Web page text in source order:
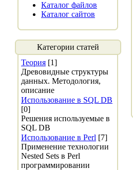
Каталог файлов
Каталог сайтов
Категории статей
Теория [1]
Древовидные структуры
данных. Методология,
описание
Использование в SQL DB
[0]
Решения используемые в
SQL DB
Использование в Perl [7]
Применение технологии
Nested Sets в Perl
программировании